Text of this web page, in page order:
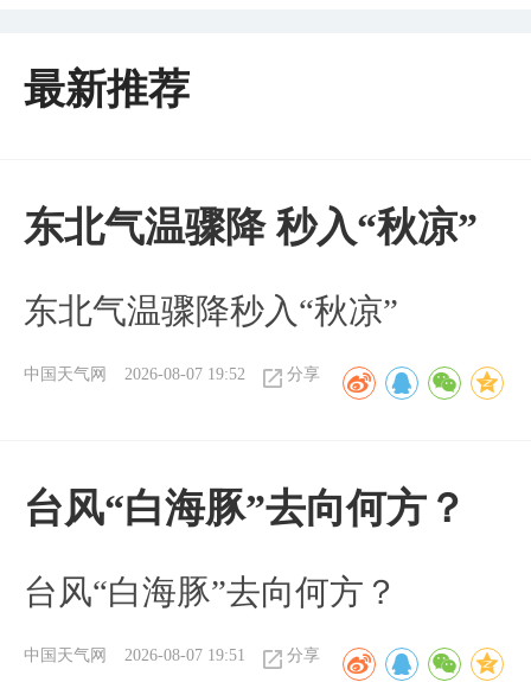
最新推荐
东北气温骤降 秒入“秋凉”
东北气温骤降秒入“秋凉”
中国天气网 2026-08-07 19:52 分享
台风“白海豚”去向何方？
台风“白海豚”去向何方？
中国天气网 2026-08-07 19:51 分享